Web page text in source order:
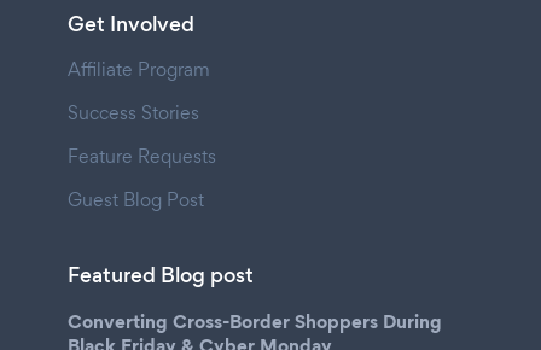
Get Involved
Affiliate Program
Success Stories
Feature Requests
Guest Blog Post
Featured Blog post
Converting Cross-Border Shoppers During